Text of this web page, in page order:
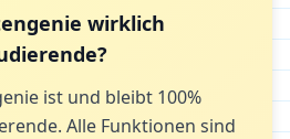
wirklich
ist und bleibt 100%
Alle Funktionen sind